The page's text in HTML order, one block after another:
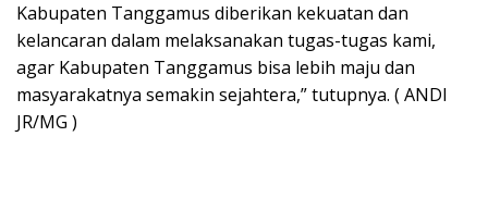
Kabupaten Tanggamus diberikan kekuatan dan
kelancaran dalam melaksanakan tugas-tugas kami,
agar Kabupaten Tanggamus bisa lebih maju dan
masyarakatnya semakin sejahtera,” tutupnya. ( ANDI
JR/MG )